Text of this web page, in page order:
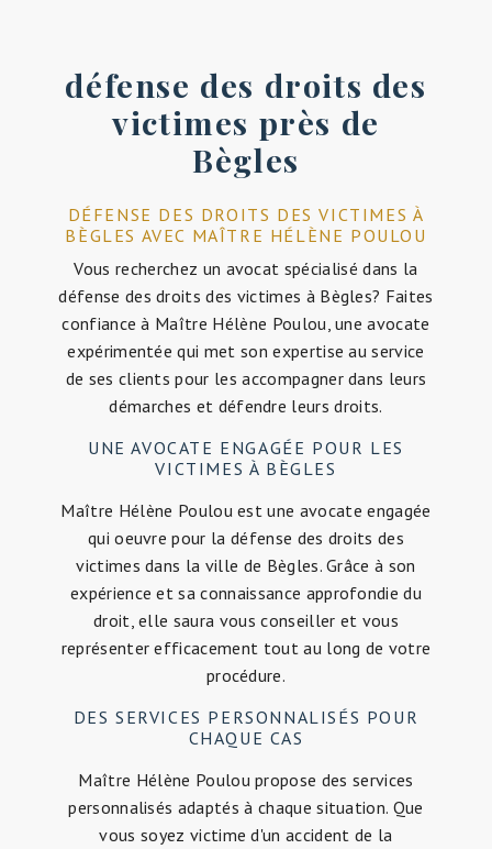
défense des droits des
victimes près de
Bègles
DÉFENSE DES DROITS DES VICTIMES À
BÈGLES AVEC MAÎTRE HÉLÈNE POULOU
Vous recherchez un avocat spécialisé dans la
défense des droits des victimes à Bègles? Faites
confiance à Maître Hélène Poulou, une avocate
expérimentée qui met son expertise au service
de ses clients pour les accompagner dans leurs
démarches et défendre leurs droits.
UNE AVOCATE ENGAGÉE POUR LES
VICTIMES À BÈGLES
Maître Hélène Poulou est une avocate engagée
qui oeuvre pour la défense des droits des
victimes dans la ville de Bègles. Grâce à son
expérience et sa connaissance approfondie du
droit, elle saura vous conseiller et vous
représenter efficacement tout au long de votre
procédure.
DES SERVICES PERSONNALISÉS POUR
CHAQUE CAS
Maître Hélène Poulou propose des services
personnalisés adaptés à chaque situation. Que
vous soyez victime d'un accident de la